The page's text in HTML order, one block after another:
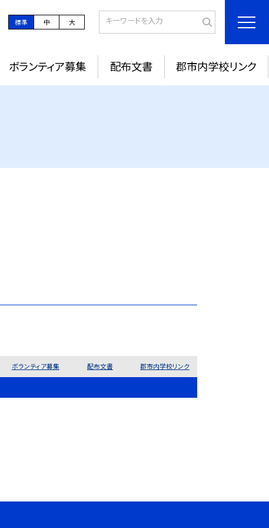
標準 中 大
ボランティア募集 配布文書 郡市内学校リンク
ボランティア募集 配布文書 郡市内学校リンク